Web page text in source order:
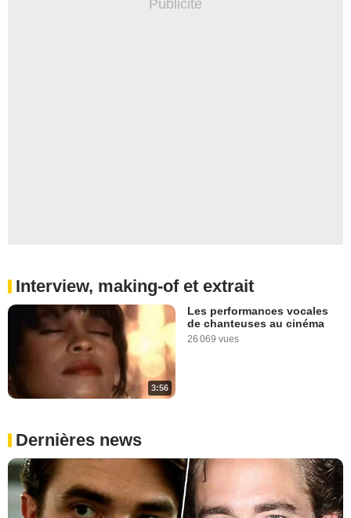
Interview, making-of et extrait
3:56
Les performances vocales
de chanteuses au cinéma
26 069 vues
Dernières news